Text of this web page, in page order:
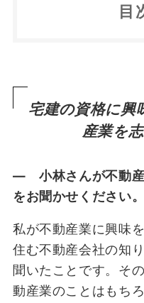
目
バックグラウンドに
暮らせる環境を
ら始まる
誰もが快適に暮らせ
宅建の資格に興
産業を
― 小林さんが不動産
をお聞かせください。
私が不動産業に興味
住む不動産会社の知
聞いたことです。そ
動産業のことはもち